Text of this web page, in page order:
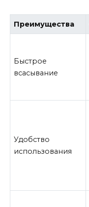
Преимущества
Быстрое
всасывание
Удобство
использования